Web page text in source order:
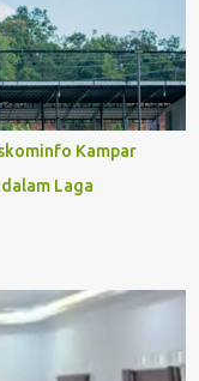
Kampar
Laga